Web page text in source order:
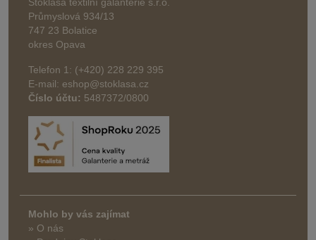
Průmyslová 934/13
747 23 Bolatice
okres Opava
Telefon 1: (+420) 228 229 395
E-mail: eshop@stoklasa.cz
Číslo účtu: 5487372/0800
Mohlo by vás zajímat
» O nás